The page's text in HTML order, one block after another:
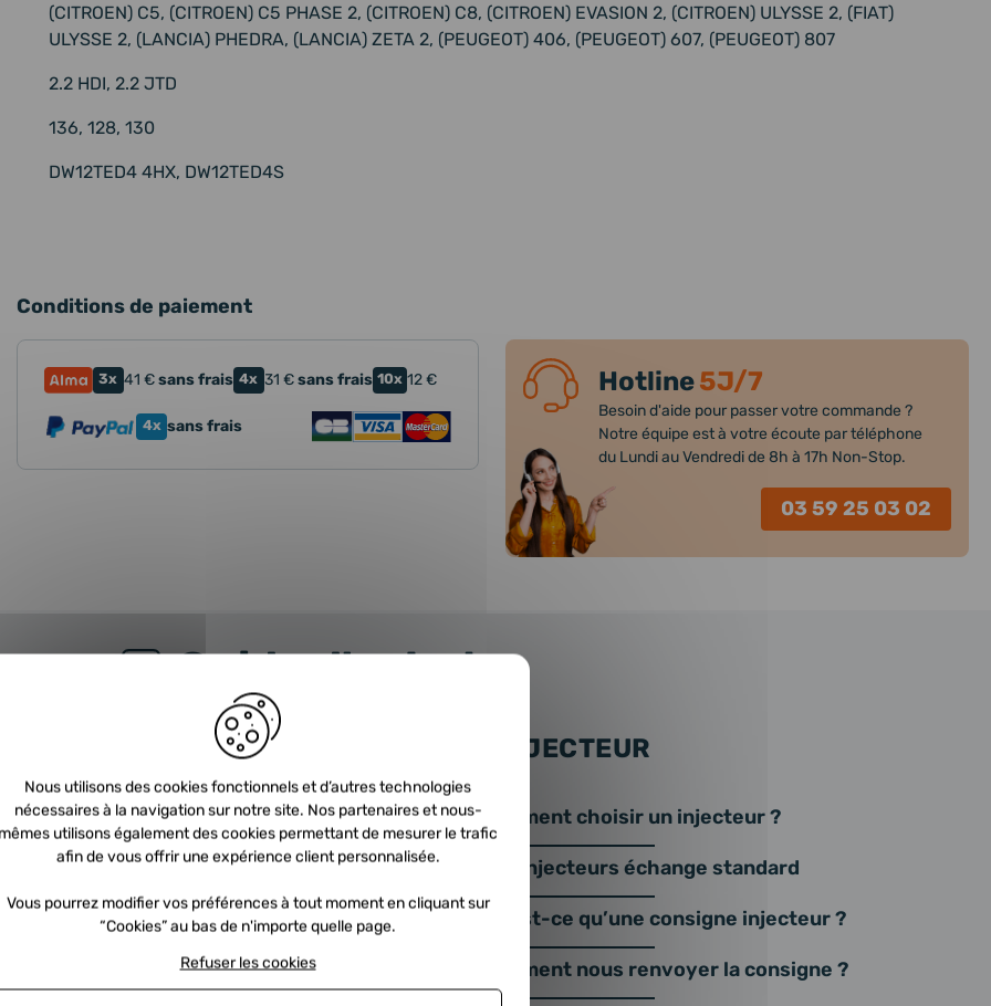
(CITROEN) C5, (CITROEN) C5 PHASE 2, (CITROEN) C8, (CITROEN) EVASION 2, (CITROEN) ULYSSE 2, (FIAT)
ULYSSE 2, (LANCIA) PHEDRA, (LANCIA) ZETA 2, (PEUGEOT) 406, (PEUGEOT) 607, (PEUGEOT) 807
2.2 HDI, 2.2 JTD
136, 128, 130
DW12TED4 4HX, DW12TED4S
Conditions de paiement
3x 41 €sans frais 4x 31 €sans frais 10x 12€
4x sans frais
Hotline5J/7
Besoin d'aide pour passer votre commande ?
Notre équipe est à votre écoute par téléphone
du Lundi au Vendredi de 8h à 17h Non-Stop.
03 59 25 03 02
Guide d'achat
choisir un turbo ?
trouve le turbo dans mon véhicule ?
ce qu’une consigne turbo?
nous envoyer la consigne ?
FAQ INJECTEUR
Comment choisir un injecteur ?
Nos injecteurs échange standard
Qu’est-ce qu’une consigne injecteur ?
Comment nous renvoyer la consigne ?
Nous utilisons des cookies fonctionnels et d’autres technologies
nécessaires à la navigation sur notre site. Nos partenaires et nous-
mêmes utilisons également des cookies permettant de mesurer le trafic
afin de vous offrir une expérience client personnalisée.
Vous pourrez modifier vos préférences à tout moment en cliquant sur
“Cookies” au bas de n'importe quelle page.
Refuser les cookies